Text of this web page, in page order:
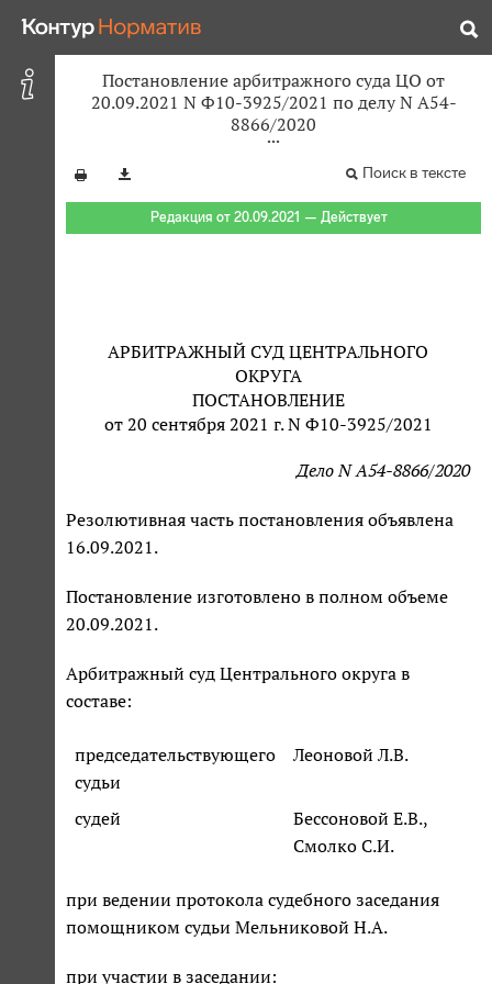
Постановление арбитражного суда ЦО от
20.09.2021 N Ф10-3925/2021 по делу N А54-
8866/2020
Поиск в тексте
Редакция от 20.09.2021 — Действует
АРБИТРАЖНЫЙ СУД ЦЕНТРАЛЬНОГО
ОКРУГА
ПОСТАНОВЛЕНИЕ
от 20 сентября 2021 г. N Ф10-3925/2021
Дело N А54-8866/2020
Резолютивная часть постановления объявлена
16.09.2021.
Постановление изготовлено в полном объеме
20.09.2021.
Арбитражный суд Центрального округа в
составе:
председательствующего
судьи
Леоновой Л.В.
судей
Бессоновой Е.В.,
Смолко С.И.
при ведении протокола судебного заседания
помощником судьи Мельниковой Н.А.
при участии в заседании: